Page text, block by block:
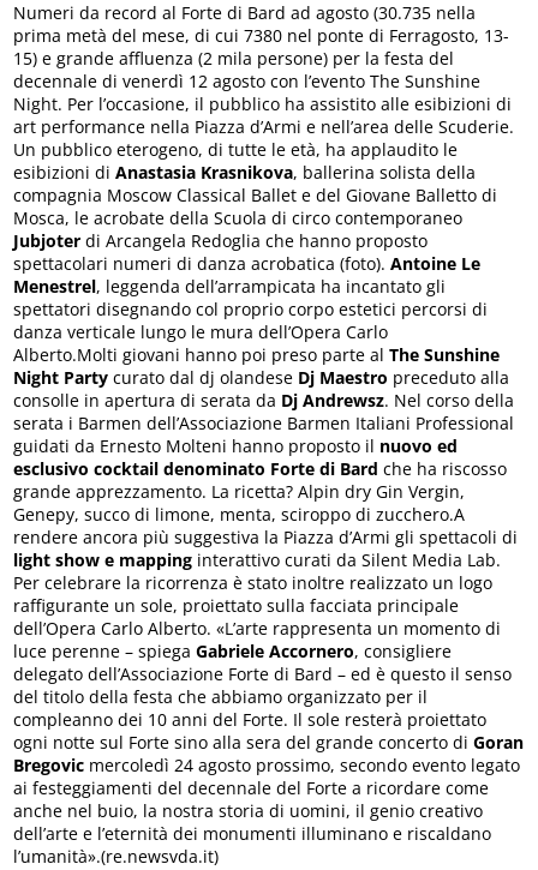
Numeri da record al Forte di Bard ad agosto (30.735 nella
prima metà del mese, di cui 7380 nel ponte di Ferragosto, 13-
15) e grande affluenza (2 mila persone) per la festa del
decennale di venerdì 12 agosto con l’evento The Sunshine
Night. Per l’occasione, il pubblico ha assistito alle esibizioni di
art performance nella Piazza d’Armi e nell’area delle Scuderie.
Un pubblico eterogeno, di tutte le età, ha applaudito le
esibizioni diAnastasia Krasnikova, ballerina solista della
compagnia Moscow Classical Ballet e del Giovane Balletto di
Mosca, le acrobate della Scuola di circo contemporaneo
Jubjoter di Arcangela Redoglia che hanno proposto
spettacolari numeri di danza acrobatica (foto).Antoine Le
Menestrel, leggenda dell’arrampicata ha incantato gli
spettatori disegnando col proprio corpo estetici percorsi di
danza verticale lungo le mura dell’Opera Carlo
Alberto.Molti giovani hanno poi preso parte alThe Sunshine
Night Party curato dal dj olandese Dj Maestro preceduto alla
consolle in apertura di serata da Dj Andrewsz. Nel corso della
serata i Barmen dell’Associazione Barmen Italiani Professional
guidati da Ernesto Molteni hanno proposto il nuovo ed
esclusivo cocktail denominato Forte di Bard che ha riscosso
grande apprezzamento. La ricetta? Alpin dry Gin Vergin,
Genepy, succo di limone, menta, sciroppo di zucchero.A
rendere ancora più suggestiva la Piazza d’Armi gli spettacoli di
light show e mapping interattivo curati da Silent Media Lab.
Per celebrare la ricorrenza è stato inoltre realizzato un logo
raffigurante un sole, proiettato sulla facciata principale
dell’Opera Carlo Alberto. «L’arte rappresenta un momento di
luce perenne – spiegaGabriele Accornero, consigliere
delegato dell’Associazione Forte di Bard – ed è questo il senso
del titolo della festa che abbiamo organizzato per il
compleanno dei 10 anni del Forte. Il sole resterà proiettato
ogni notte sul Forte sino alla sera del grande concerto diGoran
Bregovic mercoledì 24 agosto prossimo, secondo evento legato
ai festeggiamenti del decennale del Forte a ricordare come
anche nel buio, la nostra storia di uomini, il genio creativo
dell’arte e l’eternità dei monumenti illuminano e riscaldano
l’umanità».(re.newsvda.it)